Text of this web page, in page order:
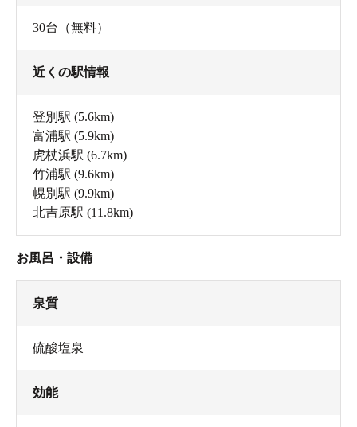
30台（無料）
近くの駅情報
登別駅 (5.6km)
富浦駅 (5.9km)
虎杖浜駅 (6.7km)
竹浦駅 (9.6km)
幌別駅 (9.9km)
北吉原駅 (11.8km)
お風呂・設備
泉質
硫酸塩泉
効能